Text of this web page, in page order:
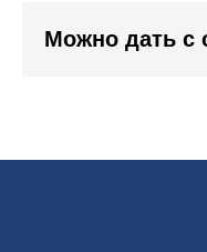
Можно дать с